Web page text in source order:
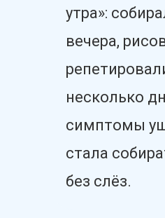
утра»:
вечера,
несколько
симптомы
стала
без слёз.